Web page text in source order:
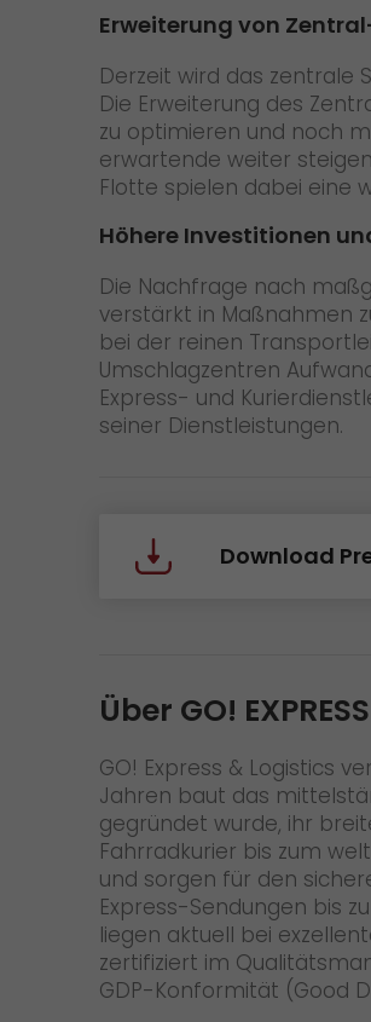
Erweiterung von
Derzeit wird das zentrale
Die Erweiterung des
zu optimieren und noch
erwartende weiter
Flotte spielen dabei eine
Höhere Investitionen
Die Nachfrage nach
verstärkt in Maßnahmen
bei der reinen
Umschlagzentren
Express- und
seiner Dienstleistungen.
Download
Über GO!
GO! Express & Logistics
Jahren baut das
gegründet wurde, ihr
Fahrradkurier bis zum
und sorgen für den
Express-Sendungen bis
liegen aktuell bei
zertifiziert im
GDP-Konformität (Good